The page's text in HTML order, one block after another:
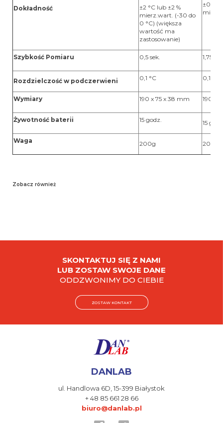
Dokładność
±2 °C lub ±2 %
mierz.wart. (-30 do
0 °C) (większa
wartość ma
zastosowanie)
±0,5
Szybkość Pomiaru 0,5 sek. 1,75
Rozdzielczość w podczerwieni 0,1 °C 0,1 °C
Wymiary 190 x 75 x 38 mm 190 x
Żywotność baterii 15 godz. 15
Waga 200g 200g
Zobacz również
SKONTAKTUJ SIĘ Z NAMI
LUB ZOSTAW SWOJE DANE
ODDZWONIMY DO CIEBIE
ZOSTAW KONTAKT
DANLAB
ul. Handlowa 6D,15-399 Białystok
+ 48 85 661 28 66
biuro@danlab.pl